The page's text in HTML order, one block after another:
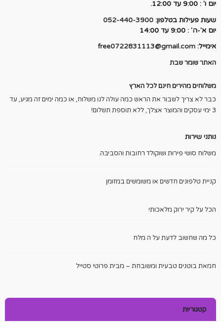
יום ו' : 9:00 עד 12:00.
שעות פעילות בטלפון: 052-440-3900
יום א'-ה' : 9:00 עד 14:00
אימייל: free0722831113@gmail.com
האתר שומר שבת
משלוחים מהירים חינם לכל הארץ
כבר לא צריך לשבור את הראש כמה עולה לנו משלוח, או כמה ימים זה מגיע, עד
3 ימי עסקים והמוצר אצלך, ללא תוספת תשלום!
נותני שירות
משלוח סושי פירות ושוקולד רחובות והסביבה.
קניית טלפונים חדשים או משומשים במזומן
הכל על קיר ירוק מלאכותי
כל מה שחשוב לדעת על ה מלח
חמאת בוטנים טבעית ומשובחת – מבית פרוטי סטייל
קטגוריות